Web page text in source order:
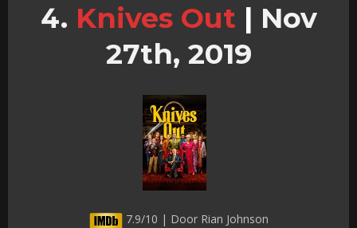
Knives Out | Nov
27th, 2019
7.9/10 | Door Rian Johnson